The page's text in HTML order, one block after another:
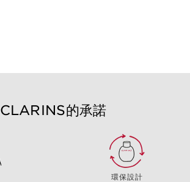
CLARINS的承諾
環保設計